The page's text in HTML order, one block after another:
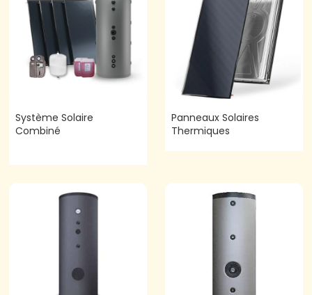
Système Solaire
Combiné
Panneaux Solaires
Thermiques